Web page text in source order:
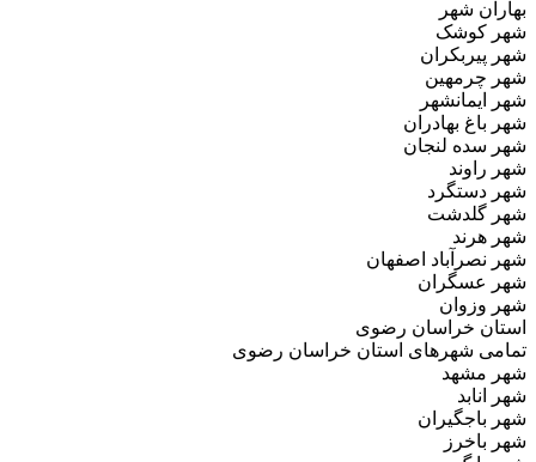
بهاران شهر
شهر کوشک
شهر پیربکران
شهر چرمهین
شهر ایمانشهر
شهر باغ بهادران
شهر سده لنجان
شهر راوند
شهر دستگرد
شهر گلدشت
شهر هرند
شهر نصرآباد اصفهان
شهر عسگران
شهر وزوان
استان خراسان رضوی
تمامی شهرهای استان خراسان رضوی
شهر مشهد
شهر انابد
شهر باجگیران
شهر باخرز